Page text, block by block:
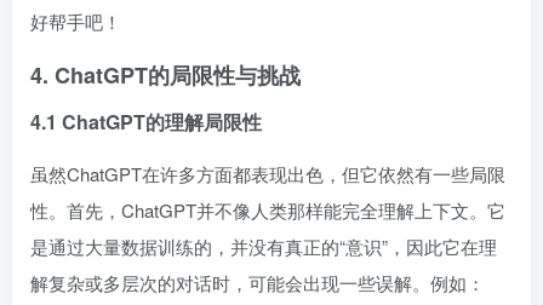
好帮手吧！
4. ChatGPT的局限性与挑战
4.1 ChatGPT的理解局限性
虽然ChatGPT在许多方面都表现出色，但它依然有一些局限
性。首先，ChatGPT并不像人类那样能完全理解上下文。它
是通过大量数据训练的，并没有真正的“意识”，因此它在理
解复杂或多层次的对话时，可能会出现一些误解。例如：